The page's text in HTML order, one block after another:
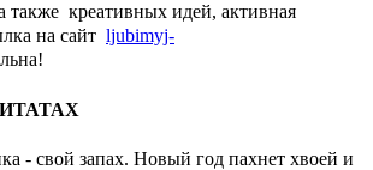
также креативных идей, активная
на сайт ljubimyj-
- свой запах. Новый год пахнет хвоей и